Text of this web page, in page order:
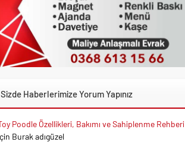
Sizde Haberlerimize Yorum Yapınız
Poodle Özellikleri, Bakımı ve Sahiplenme Rehberi
Burak adıgüzel